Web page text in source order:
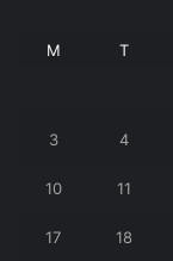
M T
3 4
10 11
17 18